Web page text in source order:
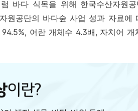
바다 식목을 위해 한국수산자원공
원공단의 바다숲 사업 성과 자료에
어란 개체수 4.3배, 자치어 개